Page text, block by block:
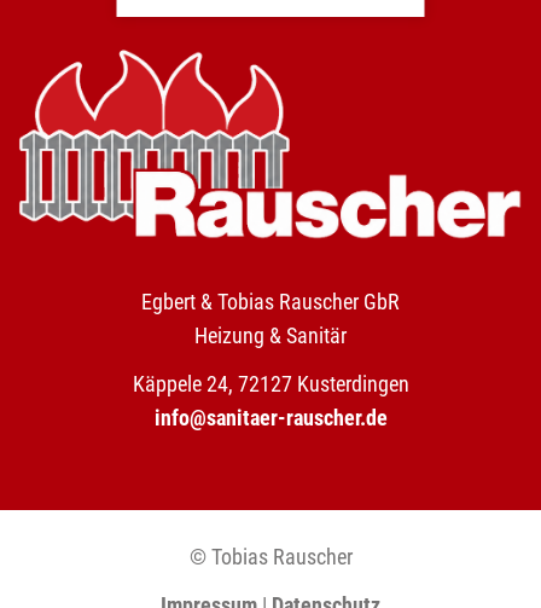
Egbert & Tobias Rauscher GbR
Heizung & Sanitär
Käppele 24, 72127 Kusterdingen
info@sanitaer-rauscher.de
© Tobias Rauscher